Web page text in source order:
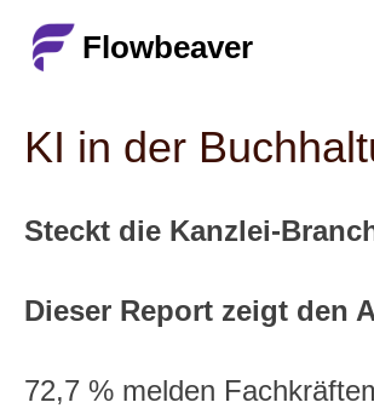
Flowbeaver
KI in der
Steckt die Kanzlei-
Dieser Report zeigt den
72,7 % melden